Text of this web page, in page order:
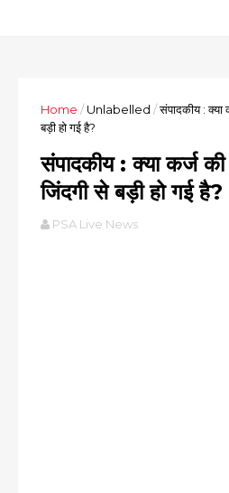
Home /Unlabelled /संपादकीय : क्या
बड़ी हो गई है?
संपादकीय : क्या कर्ज
जिंदगी से बड़ी हो गई है?
PSA Live News